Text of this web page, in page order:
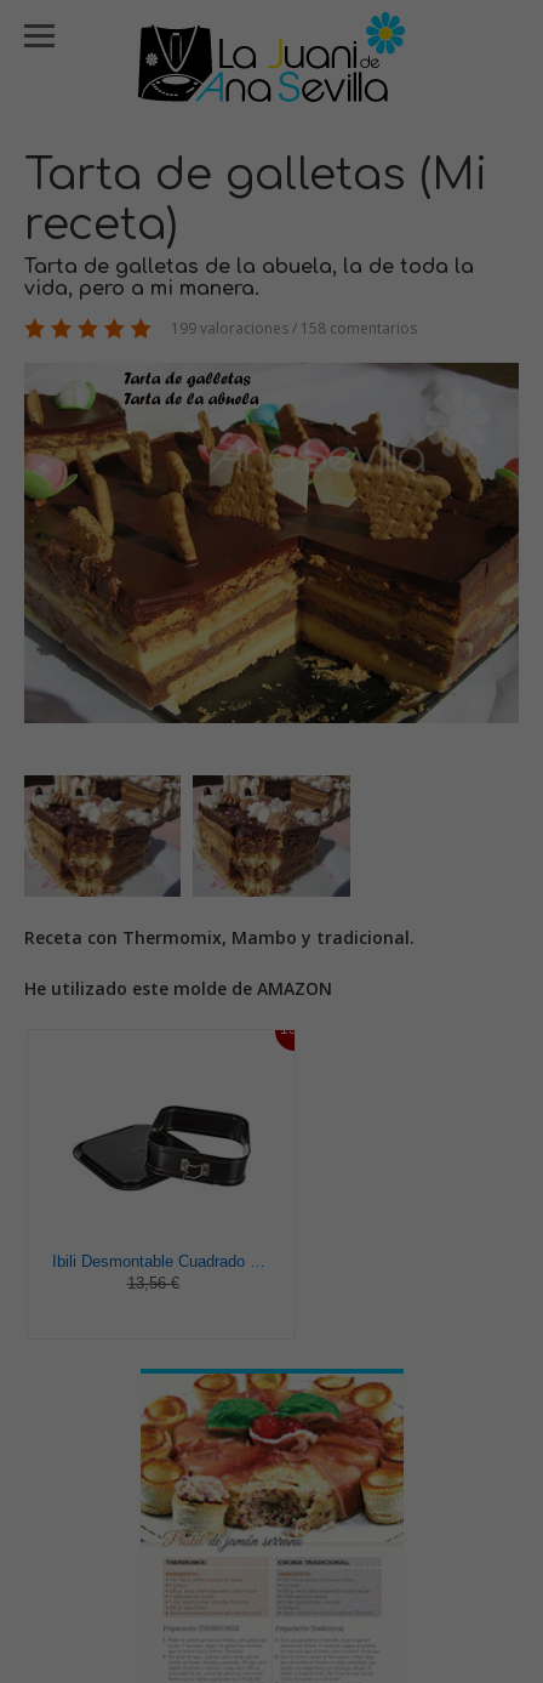
Tarta de galletas (Mi
receta)
Tarta de galletas de la abuela, la de toda la
vida, pero a mi manera.
199 valoraciones / 158 comentarios
Receta con Thermomix, Mambo y tradicional.
He utilizado este molde de AMAZON
13%
13,56 €